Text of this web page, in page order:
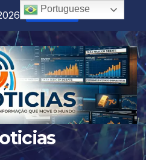
6:16:59 AM
Portuguese